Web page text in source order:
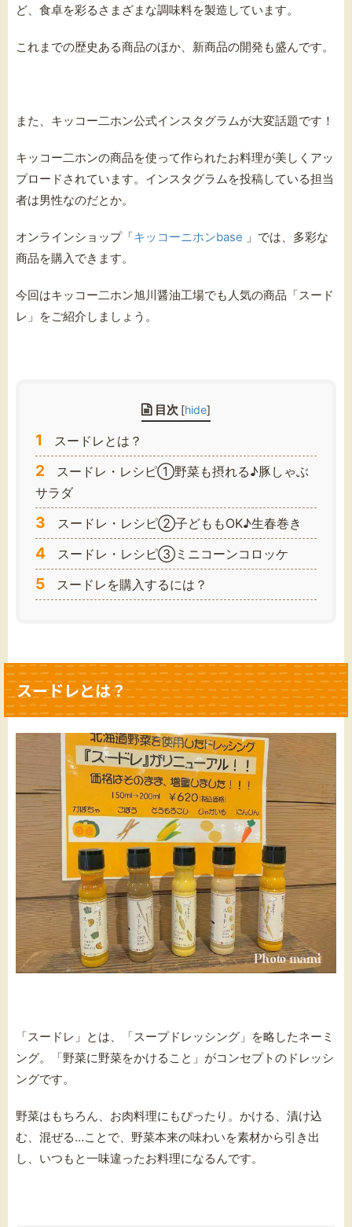
ど、食卓を彩るさまざまな調味料を製造しています。
これまでの歴史ある商品のほか、新商品の開発も盛んです。
また、キッコー二ホン公式インスタグラムが大変話題です！
キッコー二ホンの商品を使って作られたお料理が美しくアッ
プロードされています。インスタグラムを投稿している担当
者は男性なのだとか。
オンラインショップ「キッコーニホンbase 」では、多彩な
商品を購入できます。
今回はキッコー二ホン旭川醤油工場でも人気の商品「スード
レ」をご紹介しましょう。
目次 [hide]
1 スードレとは？
2
スードレ・レシピ①野菜も摂れる♪豚しゃぶ
サラダ
3 スードレ・レシピ②子どももOK♪生春巻き
4 スードレ・レシピ③ミニコーンコロッケ
5 スードレを購入するには？
スードレとは？
「スードレ」とは、「スープドレッシング」を略したネーミ
ング。「野菜に野菜をかけること」がコンセプトのドレッシ
ングです。
野菜はもちろん、お肉料理にもぴったり。かける、漬け込
む、混ぜる…ことで、野菜本来の味わいを素材から引き出
し、いつもと一味違ったお料理になるんです。